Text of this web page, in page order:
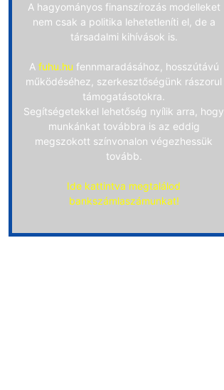
A hagyományos finanszírozás modelleket
nem csak a politika lehetetleníti el, de a
társadalmi kihívások is.
A fuhu.hu fennmaradásához, hosszútávú
működéséhez, szerkesztőségünk rászorul
támogatásotokra.
Segítségetekkel lehetőség nyílik arra, hogy
munkánkat továbbra is az eddig
megszokott színvonalon végezhessük
tovább.
Ide kattintva megtalálod
bankszámlaszámunkat!